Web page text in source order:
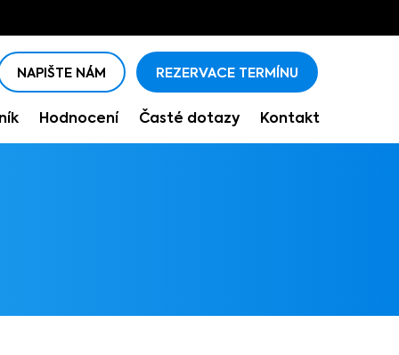
NAPIŠTE NÁM REZERVACE TERMÍNU
Hodnocení Časté dotazy Kontakt
NAPIŠTE NÁM REZERVACE TERMÍNU
Hodnocení Časté dotazy Kontakt